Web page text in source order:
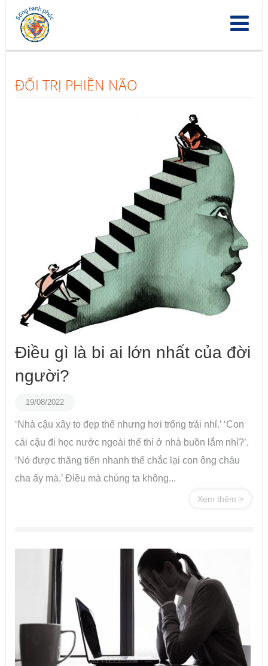
dung
ĐỐI TRỊ PHIỀN NÃO
Điều gì là bi ai lớn nhất của đời
người?
19/08/2022
‘Nhà cậu xây to đẹp thế nhưng hơi trống trải nhỉ.’ ‘Con
cái cậu đi học nước ngoài thế thì ở nhà buồn lắm nhỉ?’.
‘Nó được thăng tiến nhanh thế chắc lại con ông cháu
cha ấy mà.’ Điều mà chúng ta không...
Xem thêm >